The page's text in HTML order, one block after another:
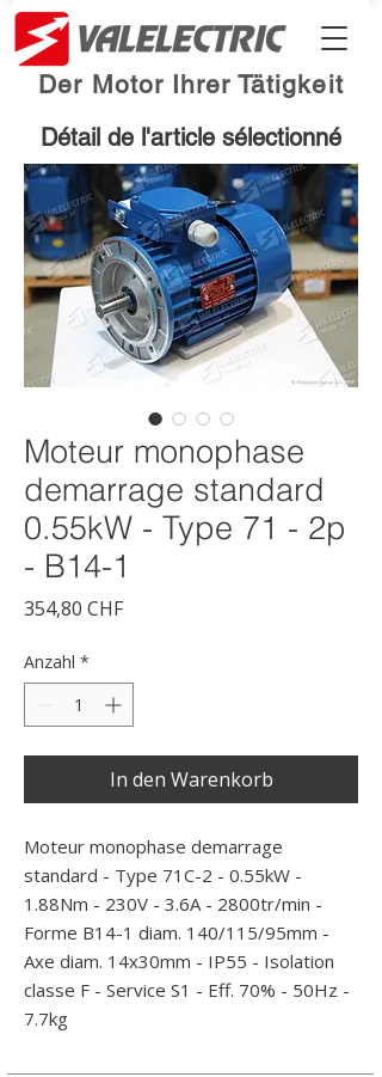
Der Motor Ihrer Tätigkeit
Détail de l'article sélectionné
Moteur monophase
demarrage standard
0.55kW - Type 71 - 2p
- B14-1
354,80 CHFPreis
Anzahl *
In den Warenkorb
Moteur monophase demarrage
standard - Type 71C-2 - 0.55kW -
1.88Nm - 230V - 3.6A - 2800tr/min -
Forme B14-1 diam. 140/115/95mm -
Axe diam. 14x30mm - IP55 - Isolation
classe F - Service S1 - Eff. 70% - 50Hz -
7.7kg